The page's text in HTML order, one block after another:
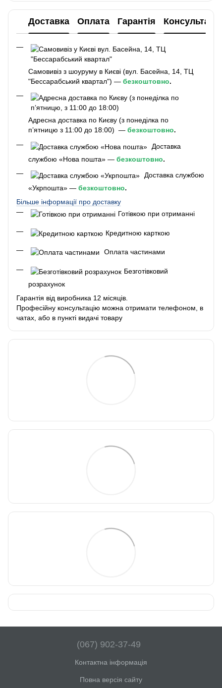
Доставка Оплата Гарантія Консультація
Самовивіз з шоуруму в Києві (вул. Басейна, 14, ТЦ
"Бессарабський квартал") — безкоштовно.
Адресна доставка по Києву (з понеділка по
п’ятницю з 11:00 до 18:00) — безкоштовно.
Доставка
службою «Нова пошта» — безкоштовно.
Доставка службою
«Укрпошта» — безкоштовно.
Більше інформації про доставку
Готівкою при отриманні
Кредитною карткою
Оплата частинами
Безготівковий
розрахунок
Гарантія від виробника 12 місяців.
Професійну консультацію можна отримати телефоном, в
чатах, або в пункті видачі товару
(067) 902-37-49
Контактна інформація
Повна версія сайту